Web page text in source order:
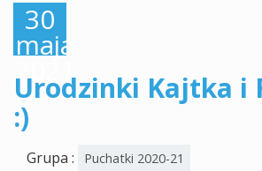
30
maja,
2021
Urodzinki Kajtka i
:)
Grupa : Puchatki 2020-21